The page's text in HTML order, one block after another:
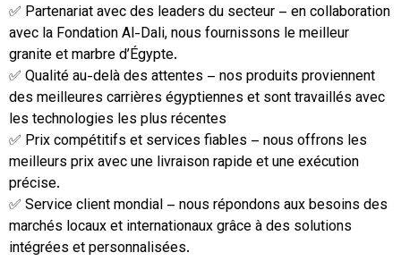
✅ Partenariat avec des leaders du secteur – en collaboration
avec la Fondation Al-Dali, nous fournissons le meilleur
granite et marbre d’Égypte.
✅ Qualité au-delà des attentes – nos produits proviennent
des meilleures carrières égyptiennes et sont travaillés avec
les technologies les plus récentes
✅ Prix compétitifs et services fiables – nous offrons les
meilleurs prix avec une livraison rapide et une exécution
précise.
✅ Service client mondial – nous répondons aux besoins des
marchés locaux et internationaux grâce à des solutions
intégrées et personnalisées.